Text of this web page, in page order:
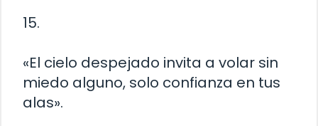
15.
«El cielo despejado invita a volar sin
miedo alguno, solo confianza en tus
alas».